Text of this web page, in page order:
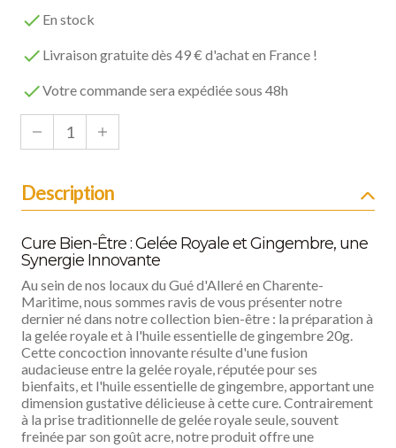
 En stock
 Livraison gratuite dès 49 € d'achat en France !
Votre commande sera expédiée sous 48h
Description
Cure Bien-Être : Gelée Royale et Gingembre, une
Synergie Innovante
Au sein de nos locaux du Gué d'Alleré en Charente-
Maritime, nous sommes ravis de vous présenter notre
dernier né dans notre collection bien-être : la préparation à
la gelée royale et à l'huile essentielle de gingembre 20g.
Cette concoction innovante résulte d'une fusion
audacieuse entre la gelée royale, réputée pour ses
bienfaits, et l'huile essentielle de gingembre, apportant une
dimension gustative délicieuse à cette cure. Contrairement
à la prise traditionnelle de gelée royale seule, souvent
freinée par son goût acre, notre produit offre une